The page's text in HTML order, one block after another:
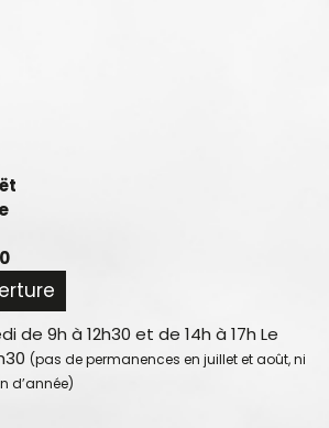
de 9h à 12h30 et de 14h à 17h Le
(pas de permanences en juillet et août, ni
d’année)